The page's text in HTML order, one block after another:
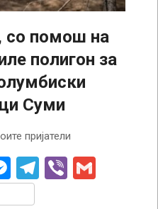
со помош на
полигон за
Суми
пријатели
Messenger
Telegram
Viber